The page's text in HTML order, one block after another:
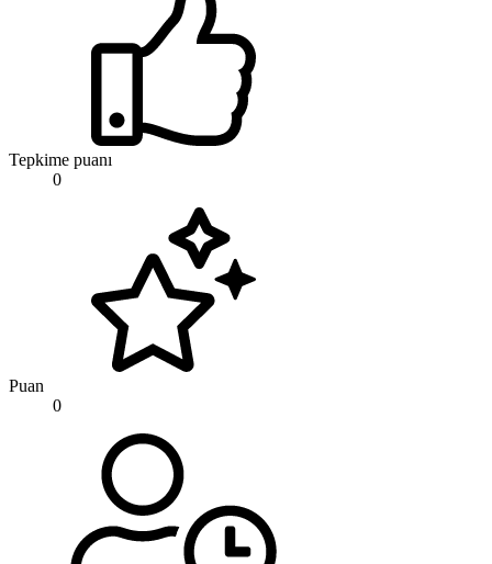
Tepkime puanı
0
Puan
0